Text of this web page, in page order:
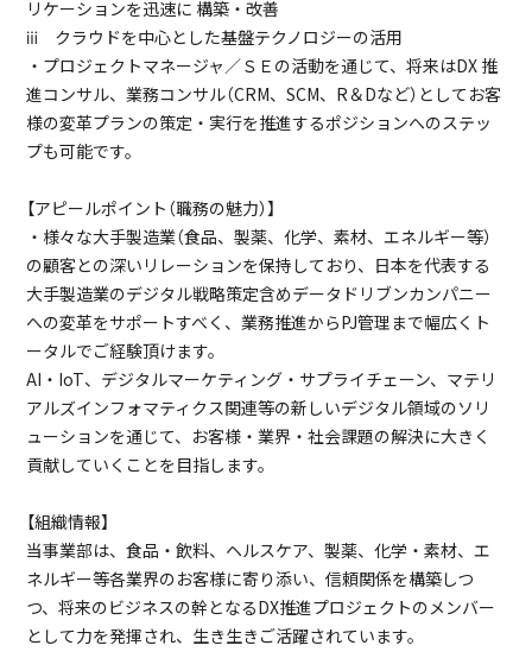
リケーションを迅速に 構築・改善
ⅲ クラウドを中心とした基盤テクノロジーの活用
・プロジェクトマネージャ／ＳＥの活動を通じて、将来はDX 推
進コンサル、業務コンサル（CRM、SCM、R＆Dなど）としてお客
様の変革プランの策定・実行を推進するポジションへのステッ
プも可能です。
【アピールポイント（職務の魅力）】
・様々な大手製造業（食品、製薬、化学、素材、エネルギー等）
の顧客との深いリレーションを保持しており、日本を代表する
大手製造業のデジタル戦略策定含めデータドリブンカンパニー
への変革をサポートすべく、業務推進からPJ管理まで幅広くト
ータルでご経験頂けます。
AI・IoT、デジタルマーケティング・サプライチェーン、マテリ
アルズインフォマティクス関連等の新しいデジタル領域のソリ
ューションを通じて、お客様・業界・社会課題の解決に大きく
貢献していくことを目指します。
【組織情報】
当事業部は、食品・飲料、ヘルスケア、製薬、化学・素材、エ
ネルギー等各業界のお客様に寄り添い、信頼関係を構築しつ
つ、将来のビジネスの幹となるDX推進プロジェクトのメンバー
として力を発揮され、生き生きご活躍されています。